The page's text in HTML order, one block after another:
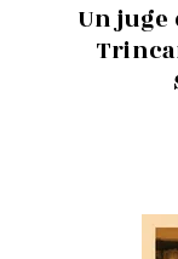
Un juge